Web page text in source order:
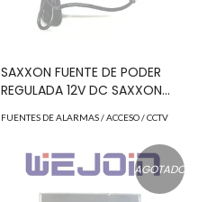
SAXXON FUENTE DE PODER
REGULADA 12V DC SAXXON
FUENTES DE ALARMAS / ACCESO / CCTV
AGOTADO